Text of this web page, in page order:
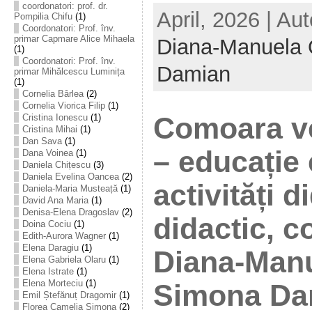
coordonatori: prof. dr.
Pompilia Chifu(1)
Coordonatori: Prof. înv.
primar Capmare Alice Mihaela
(1)
Coordonatori: Prof. înv.
primar Mihălcescu Luminița
(1)
Cornelia Bârlea(2)
Cornelia Viorica Filip(1)
Cristina Ionescu(1)
Cristina Mihai (1)
Dan Sava(1)
Dana Voinea(1)
Daniela Chițescu(3)
Daniela Evelina Oancea(2)
Daniela-Maria Musteață(1)
David Ana Maria(1)
Denisa-Elena Dragoslav(2)
Doina Cociu(1)
Edith-Aurora Wagner(1)
Elena Daragiu(1)
Elena Gabriela Olaru(1)
Elena Istrate(1)
Elena Morteciu(1)
Emil Ștefănuț Dragomir(1)
Florea Camelia Simona(2)
April, 2026 |
Diana-Manuela
Damian
Comoara
–
activități
didactic,
Diana-
Simona